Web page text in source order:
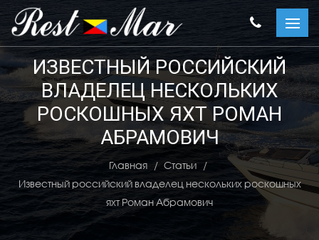
ИЗВЕСТНЫЙ РОССИЙСКИЙ
ВЛАДЕЛЕЦ НЕСКОЛЬКИХ
РОСКОШНЫХ ЯХТ РОМАН
АБРАМОВИЧ
Главная
Статьи
Известный российский владелец нескольких роскошных
яхт Роман Абрамович